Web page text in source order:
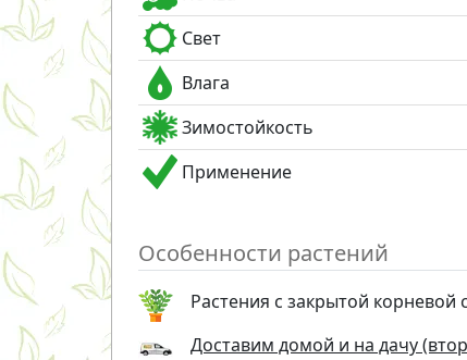
Свет
Влага
Зимостойкость
Применение
Особенности растений
Растения с закрытой
Доставим домой и на дачу